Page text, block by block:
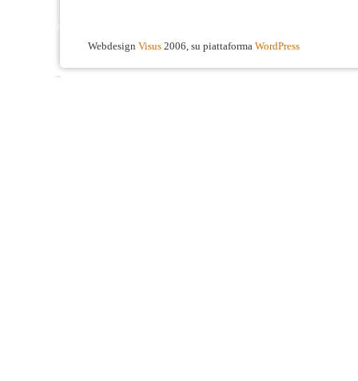
Webdesign Visus 2006, su piattaforma WordPress